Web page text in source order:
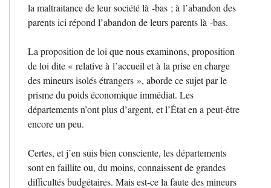
la maltraitance de leur société là -bas ; à l’abandon des
parents ici répond l’abandon de leurs parents là -bas.
La proposition de loi que nous examinons, proposition
de loi dite « relative à l’accueil et à la prise en charge
des mineurs isolés étrangers », aborde ce sujet par le
prisme du poids économique immédiat. Les
départements n’ont plus d’argent, et l’État en a peut-être
encore un peu.
Certes, et j’en suis bien consciente, les départements
sont en faillite ou, du moins, connaissent de grandes
difficultés budgétaires. Mais est-ce la faute des mineurs